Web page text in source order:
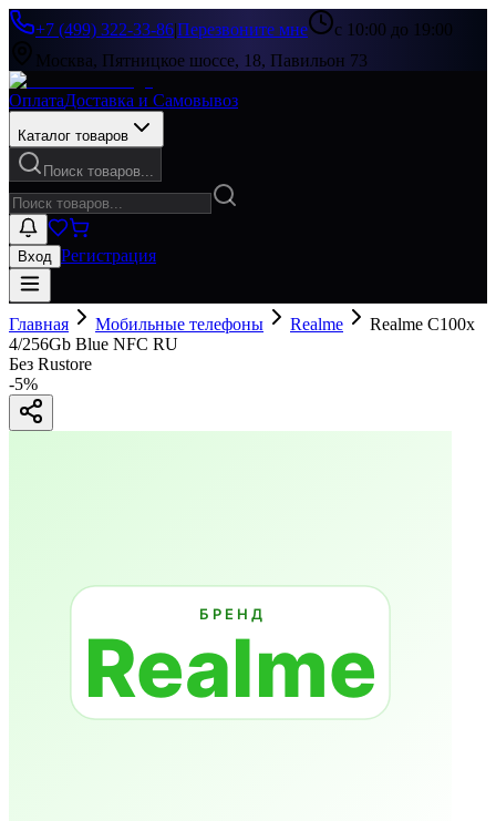
+7 (499) 322-33-86|Перезвоните мне
с 10:00 до 19:00
Москва, Пятницкое шоссе, 18, Павильон 73
ОплатаДоставка и Самовывоз
Каталог товаров
Поиск товаров...
Вход Регистрация
Главная Мобильные телефоны Realme
Realme C100x
4/256Gb Blue NFC RU
Без Rustore
-5%